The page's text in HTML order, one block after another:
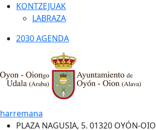
KONTZEJUAK
LABRAZA
2030 AGENDA
harremana
PLAZA NAGUSIA, 5. 01320 OYÓN-